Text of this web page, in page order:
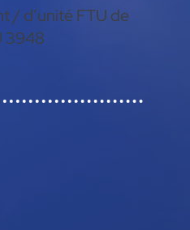
/ d’unité FTU de
3948